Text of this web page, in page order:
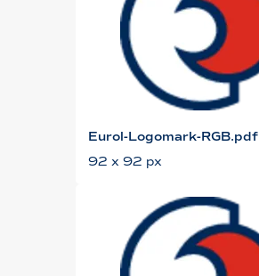
Eurol-Logomark-RGB.pdf
92 x 92 px